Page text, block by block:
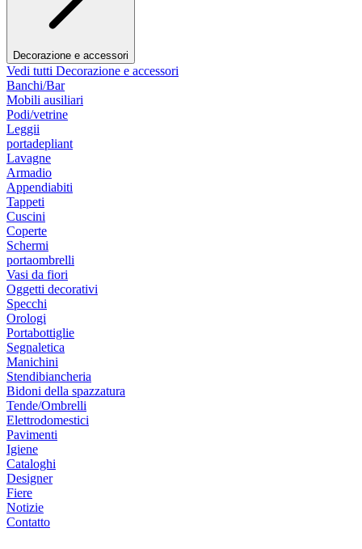
Decorazione e accessori
Vedi tutti Decorazione e accessori
Banchi/Bar
Mobili ausiliari
Podi/vetrine
Leggii
portadepliant
Lavagne
Armadio
Appendiabiti
Tappeti
Cuscini
Coperte
Schermi
portaombrelli
Vasi da fiori
Oggetti decorativi
Specchi
Orologi
Portabottiglie
Segnaletica
Manichini
Stendibiancheria
Bidoni della spazzatura
Tende/Ombrelli
Elettrodomestici
Pavimenti
Igiene
Cataloghi
Designer
Fiere
Notizie
Contatto